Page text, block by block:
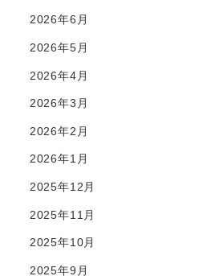
2026年6月
2026年5月
2026年4月
2026年3月
2026年2月
2026年1月
2025年12月
2025年11月
2025年10月
2025年9月